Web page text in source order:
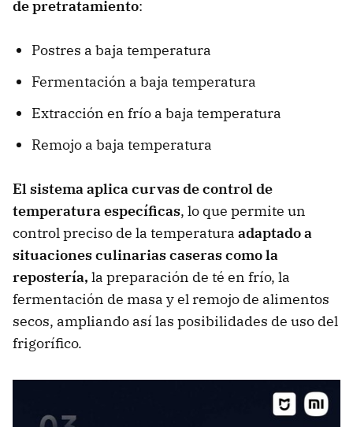
de pretratamiento:
Postres a baja temperatura
Fermentación a baja temperatura
Extracción en frío a baja temperatura
Remojo a baja temperatura
El sistema aplica curvas de control de
temperatura específicas, lo que permite un
control preciso de la temperatura adaptado a
situaciones culinarias caseras como la
repostería, la preparación de té en frío, la
fermentación de masa y el remojo de alimentos
secos, ampliando así las posibilidades de uso del
frigorífico.